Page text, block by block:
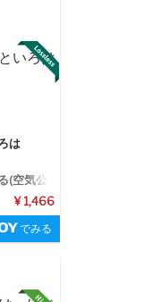
は
(空気公
¥ 1,466
でみる